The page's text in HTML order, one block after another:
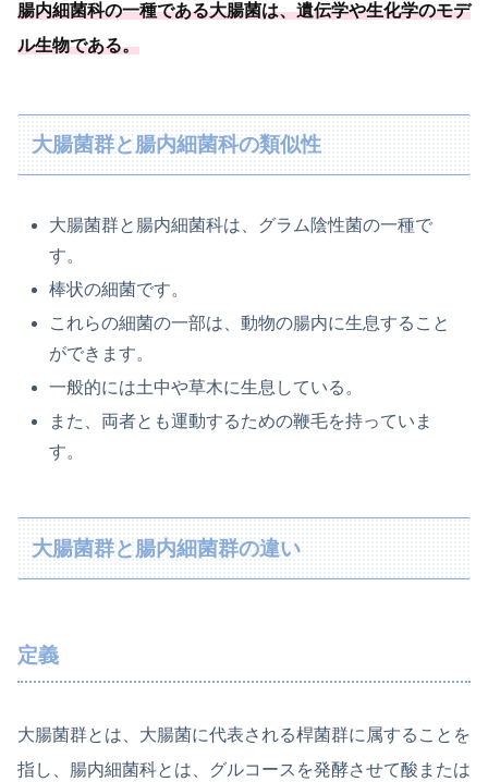
腸内細菌科の一種である大腸菌は、遺伝学や生化学のモデ
ル生物である。
大腸菌群と腸内細菌科の類似性
大腸菌群と腸内細菌科は、グラム陰性菌の一種で
す。
棒状の細菌です。
これらの細菌の一部は、動物の腸内に生息すること
ができます。
一般的には土中や草木に生息している。
また、両者とも運動するための鞭毛を持っていま
す。
大腸菌群と腸内細菌群の違い
定義
大腸菌群とは、大腸菌に代表される桿菌群に属することを
指し、腸内細菌科とは、グルコースを発酵させて酸または